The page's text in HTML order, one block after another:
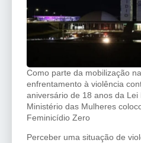
Como parte da mobilização
enfrentamento à violência
aniversário de 18 anos da
Ministério das Mulheres
Feminicídio Zero
Perceber uma situação de